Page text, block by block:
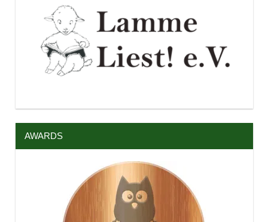
AWARDS